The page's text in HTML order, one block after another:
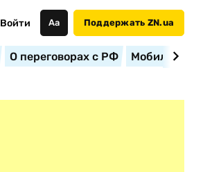
Войти Аа Поддержать ZN.ua
О переговорах с РФ